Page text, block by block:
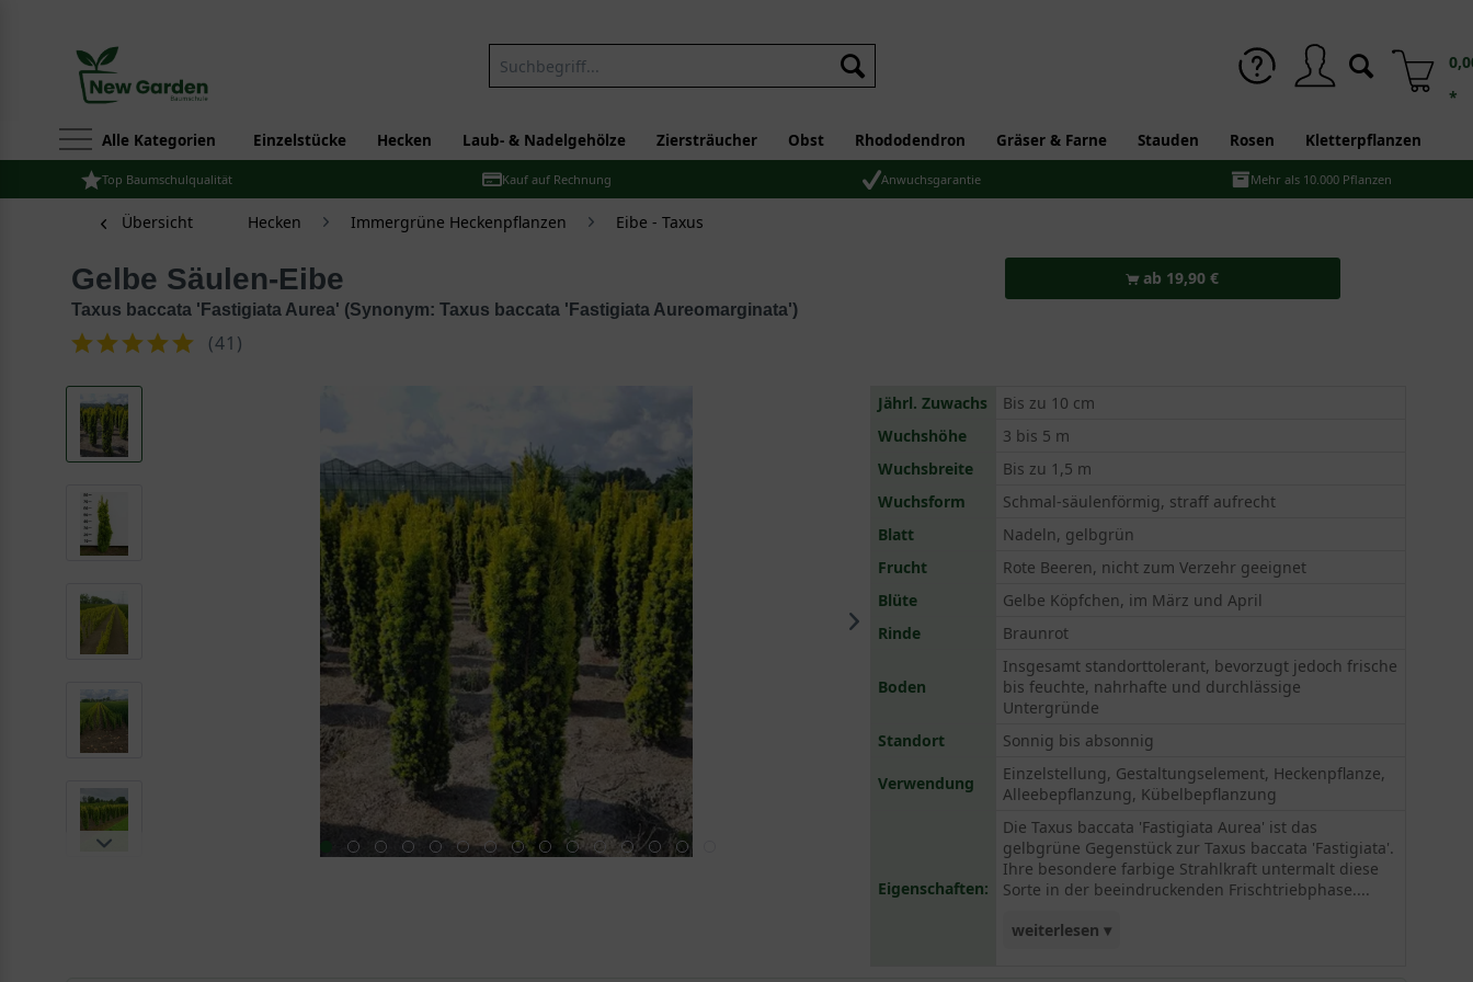
*
Alle Kategorien Einzelstücke Hecken Laub- & Nadelgehölze Ziersträucher Obst Rhododendron Gräser & Farne Stauden Rosen Kletterpflanzen
Top Baumschulqualität Kauf auf Rechnung Anwuchsgarantie Mehr als 10.000 Pflanzen
Übersicht Hecken Immergrüne Heckenpflanzen Eibe - Taxus
Gelbe Säulen-Eibe
Taxus baccata 'Fastigiata Aurea' (Synonym: Taxus baccata 'Fastigiata Aureomarginata')
(41 )
ab 19,90 €
Jährl. Zuwachs
Bis zu 10 cm
Wuchshöhe
3 bis 5 m
Wuchsbreite
Bis zu 1,5 m
Wuchsform
Schmal-säulenförmig, straff aufrecht
Blatt
Nadeln, gelbgrün
Frucht
Rote Beeren, nicht zum Verzehr geeignet
Blüte
Gelbe Köpfchen, im März und April
Rinde
Braunrot
Boden
Insgesamt standorttolerant, bevorzugt jedoch frische
bis feuchte, nahrhafte und durchlässige
Untergründe
Standort
Sonnig bis absonnig
Verwendung
Einzelstellung, Gestaltungselement, Heckenpflanze,
Alleebepflanzung, Kübelbepflanzung
Eigenschaften:
Die Taxus baccata 'Fastigiata Aurea' ist das
gelbgrüne Gegenstück zur Taxus baccata 'Fastigiata'.
Ihre besondere farbige Strahlkraft untermalt diese
Sorte in der beeindruckenden Frischtriebphase....
weiterlesen ▾